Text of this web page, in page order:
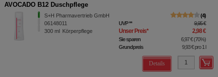
AVOCADO B12 Duschpflege
S+H Pharmavertrieb GmbH
06148011
300 ml Körperpflege
4
UVP** 9,95 €
Unser Preis* 2,98 €
Sie sparen 6,97 €(70%)
Grundpreis
9,93 €pro 1 l
Details